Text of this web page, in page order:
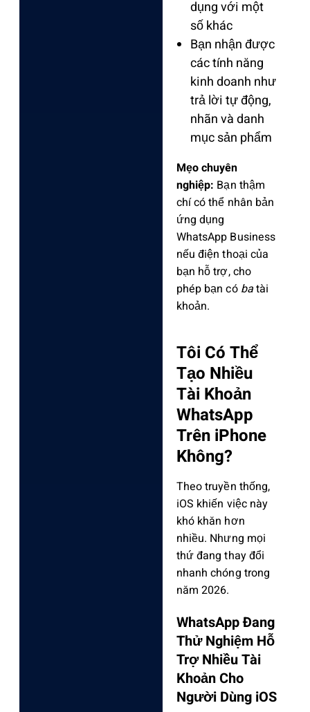
dụng với một
số khác
Bạn nhận được
các tính năng
kinh doanh như
trả lời tự động,
nhãn và danh
mục sản phẩm
Mẹo chuyên
nghiệp: Bạn thậm
chí có thể nhân bản
ứng dụng
WhatsApp Business
nếu điện thoại của
bạn hỗ trợ, cho
phép bạn có batài
khoản.
Tôi Có Thể
Tạo Nhiều
Tài Khoản
WhatsApp
Trên iPhone
Không?
Theo truyền thống,
iOS khiến việc này
khó khăn hơn
nhiều. Nhưng mọi
thứ đang thay đổi
nhanh chóng trong
năm 2026.
WhatsApp Đang
Thử Nghiệm Hỗ
Trợ Nhiều Tài
Khoản Cho
Người Dùng iOS